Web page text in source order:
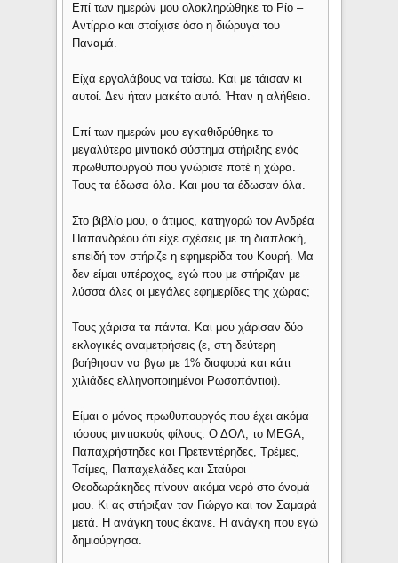
Επί των ημερών μου ολοκληρώθηκε το Ρίο –
Αντίρριο και στοίχισε όσο η διώρυγα του
Παναμά.
Είχα εργολάβους να ταΐσω. Και με τάισαν κι
αυτοί. Δεν ήταν μακέτο αυτό. Ήταν η αλήθεια.
Επί των ημερών μου εγκαθιδρύθηκε το
μεγαλύτερο μιντιακό σύστημα στήριξης ενός
πρωθυπουργού που γνώρισε ποτέ η χώρα.
Τους τα έδωσα όλα. Και μου τα έδωσαν όλα.
Στο βιβλίο μου, ο άτιμος, κατηγορώ τον Ανδρέα
Παπανδρέου ότι είχε σχέσεις με τη διαπλοκή,
επειδή τον στήριζε η εφημερίδα του Κουρή. Μα
δεν είμαι υπέροχος, εγώ που με στήριζαν με
λύσσα όλες οι μεγάλες εφημερίδες της χώρας;
Τους χάρισα τα πάντα. Και μου χάρισαν δύο
εκλογικές αναμετρήσεις (ε, στη δεύτερη
βοήθησαν να βγω με 1% διαφορά και κάτι
χιλιάδες ελληνοποιημένοι Ρωσοπόντιοι).
Είμαι ο μόνος πρωθυπουργός που έχει ακόμα
τόσους μιντιακούς φίλους. Ο ΔΟΛ, το MEGA,
Παπαχρήστηδες και Πρετεντέρηδες, Τρέμες,
Τσίμες, Παπαχελάδες και Σταύροι
Θεοδωράκηδες πίνουν ακόμα νερό στο όνομά
μου. Κι ας στήριξαν τον Γιώργο και τον Σαμαρά
μετά. Η ανάγκη τους έκανε. Η ανάγκη που εγώ
δημιούργησα.